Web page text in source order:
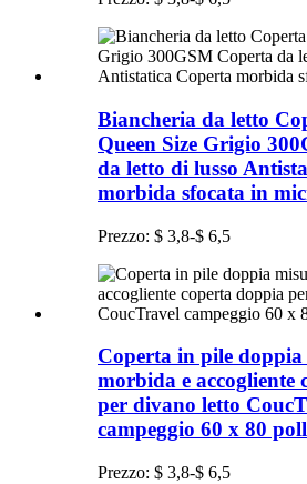
Biancheria da letto
Queen Size Grigio
da letto di lusso
morbida sfocata in
Prezzo: $ 3,8-$ 6,5
Coperta in pile
morbida e accogliente
per divano letto
campeggio 60 x 80
Prezzo: $ 3,8-$ 6,5